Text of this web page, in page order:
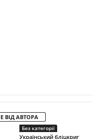
ВІД АВТОРА
Без категорії
Український бліцкриг